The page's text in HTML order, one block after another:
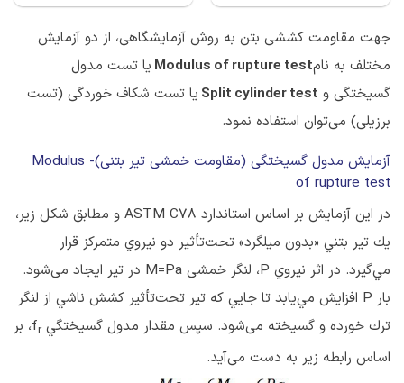
جهت مقاومت کششی بتن به روش آزمایشگاهی، از دو آزمایش
مختلف به نامModulus of rupture test یا تست مدول
گسیختگی و Split cylinder test یا تست شکاف خوردگی (تست
برزیلی) می‌توان استفاده نمود.
آزمایش مدول گسیختگی (مقاومت خمشی تیر بتنی)- Modulus
of rupture test
در این آزمایش بر اساس استاندارد ASTM C78 و مطابق شكل زير،
يك تير بتني «بدون ميلگرد» تحت‌تأثیر دو نيروي متمركز قرار
مي‌گيرد. در اثر نيروي P، لنگر خمشی M=Pa در تیر ایجاد می‌شود.
بار P افزايش مي‌يابد تا جايي كه تير تحت‌تأثیر كشش ناشي از لنگر
ترك خورده و گسيخته می‌شود. سپس مقدار مدول گسيختگي fr ، بر
اساس رابطه زیر به دست می‌آید.